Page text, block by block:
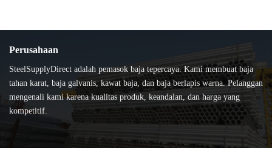
Perusahaan
SteelSupplyDirect adalah pemasok baja tepercaya. Kami membuat baja
tahan karat, baja galvanis, kawat baja, dan baja berlapis warna. Pelanggan
mengenali kami karena kualitas produk, keandalan, dan harga yang
kompetitif.